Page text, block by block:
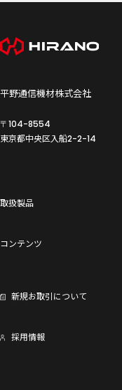
平野通信機材株式会社
〒104-8554
東京都中央区入船2-2-14
取扱製品
コンテンツ
新規お取引について
採用情報